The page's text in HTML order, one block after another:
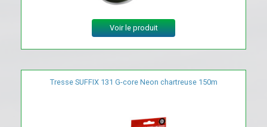
Voir le produit
Tresse SUFFIX 131 G-core Neon chartreuse 150m